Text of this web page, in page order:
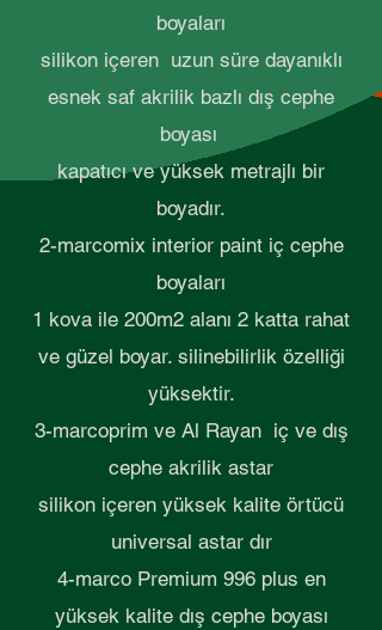
boyaları
silikon içeren uzun süre dayanıklı
esnek saf akrilik bazlı dış cephe
boyası
kapatıcı ve yüksek metrajlı bir
boyadır.
2-marcomix interior paint iç cephe
boyaları
1 kova ile 200m2 alanı 2 katta rahat
ve güzel boyar. silinebilirlik özelliği
yüksektir.
3-marcoprim ve Al Rayan iç ve dış
cephe akrilik astar
silikon içeren yüksek kalite örtücü
universal astar dır
4-marco Premium 996 plus en
yüksek kalite dış cephe boyası